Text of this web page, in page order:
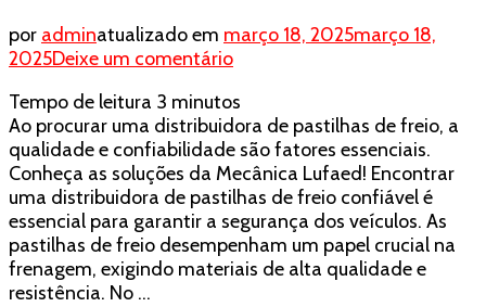
por adminatualizado em março 18, 2025março 18,
2025Deixe um comentárioem
de
pastilhas
de
freio:
aposte
na
eficiência
da
Tempo de leitura 3 minutos
Ao procurar uma distribuidora de pastilhas de freio, a
qualidade e confiabilidade são fatores essenciais.
Conheça as soluções da Mecânica Lufaed! Encontrar
uma distribuidora de pastilhas de freio confiável é
essencial para garantir a segurança dos veículos. As
pastilhas de freio desempenham um papel crucial na
frenagem, exigindo materiais de alta qualidade e
resistência. No …